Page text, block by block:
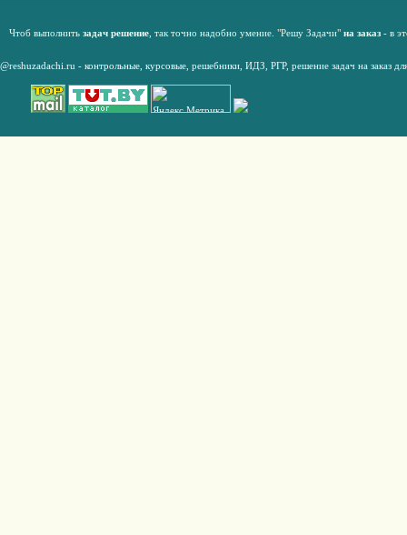
Чтоб выполнить задач решение , так точно надобно умение. "Решу Задачи" на заказ - в
@reshuzadachi.ru - контрольные, курсовые решебники, ИДЗ, РГР, решение задач на заказ